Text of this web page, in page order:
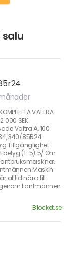
VALTRA
000 SEK
Valtra A, 100
340/85R24
Tillgänglighet
betyg (1-5) 5/ Om
Maskin
alltid nära till
Lantmännen
Blocket.se